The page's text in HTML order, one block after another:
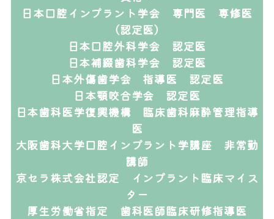
日本口腔インプラント学会 専門医 専修医
（認定医）
日本口腔外科学会 認定医
日本補綴歯科学会 認定医
日本外傷歯学会 指導医 認定医
日本顎咬合学会 認定医
日本歯科医学復興機構 臨床歯科麻酔管理指導
医
大阪歯科大学口腔インプラント学講座 非常勤
講師
京セラ株式会社認定 インプラント臨床マイス
ター
厚生労働省指定 歯科医師臨床研修指導医